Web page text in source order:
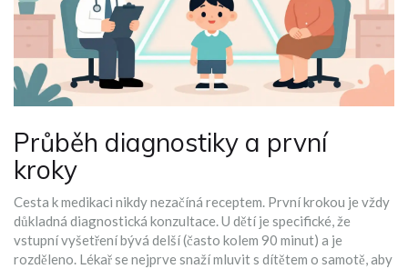
Průběh diagnostiky a první
kroky
Cesta k medikaci nikdy nezačíná receptem. První krokou je vždy
důkladná diagnostická konzultace. U dětí je specifické, že
vstupní vyšetření bývá delší (často kolem 90 minut) a je
rozděleno. Lékař se nejprve snaží mluvit s dítětem o samotě, aby